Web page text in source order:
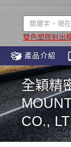
雙色塑膠射出
產品介紹
全穎精
CO.,